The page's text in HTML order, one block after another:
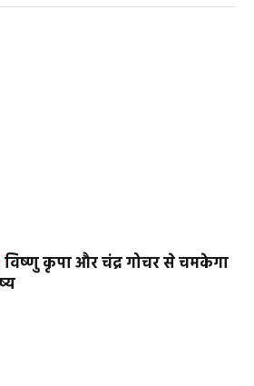
विष्णु कृपा और चंद्र गोचर से चमकेगा